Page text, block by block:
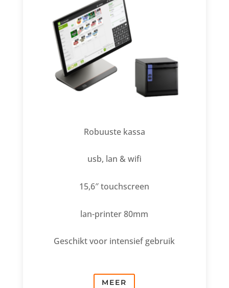
Robuuste kassa
usb, lan & wifi
15,6″ touchscreen
lan-printer 80mm
Geschikt voor intensief gebruik
MEER